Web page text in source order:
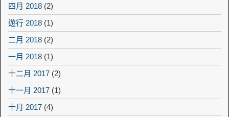
四月 2018 (2)
遊行 2018 (1)
二月 2018 (2)
一月 2018 (1)
十二月 2017 (2)
十一月 2017 (1)
十月 2017 (4)